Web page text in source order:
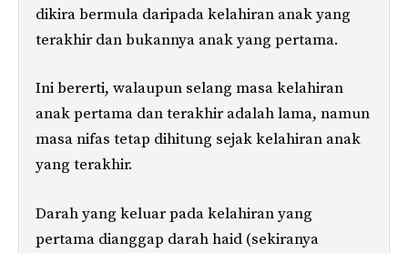
dikira bermula daripada kelahiran anak yang
terakhir dan bukannya anak yang pertama.
Ini bererti, walaupun selang masa kelahiran
anak pertama dan terakhir adalah lama, namun
masa nifas tetap dihitung sejak kelahiran anak
yang terakhir.
Darah yang keluar pada kelahiran yang
pertama dianggap darah haid (sekiranya